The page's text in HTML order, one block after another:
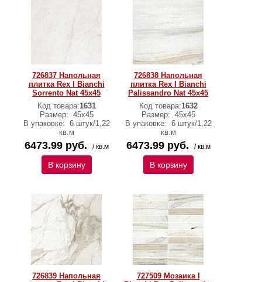
726837 Напольная
плитка Rex I Bianchi
Sorrento Nat 45x45
Код товара:1631
Размер: 45х45
В упаковке: 6 штук/1,22
кв.м
6473.99 руб. / кв.м
В корзину
726838 Напольная
плитка Rex I Bianchi
Palissandro Nat 45x45
Код товара:1632
Размер: 45х45
В упаковке: 6 штук/1,22
кв.м
6473.99 руб. / кв.м
В корзину
726839 Напольная
727509 Мозаика I